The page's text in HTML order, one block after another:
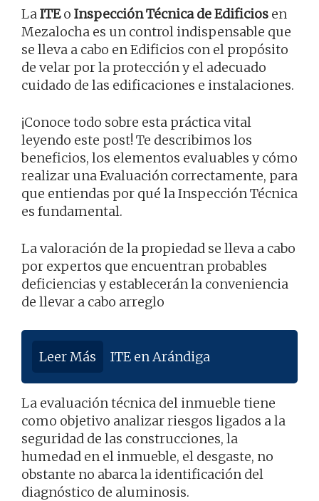
LaITEo Inspección Técnica de Edificios en
Mezalocha es un control indispensable que
se lleva a cabo en Edificios con el propósito
de velar por la protección y el adecuado
cuidado de las edificaciones e instalaciones.
¡Conoce todo sobre esta práctica vital
leyendo este post! Te describimos los
beneficios, los elementos evaluables y cómo
realizar una Evaluación correctamente, para
que entiendas por qué la Inspección Técnica
es fundamental.
La valoración de la propiedad se lleva a cabo
por expertos que encuentran probables
deficiencias y establecerán la conveniencia
de llevar a cabo arreglo
Leer Más ITE en Arándiga
La evaluación técnica del inmueble tiene
como objetivo analizar riesgos ligados a la
seguridad de las construcciones, la
humedad en el inmueble, el desgaste, no
obstante no abarca la identificación del
diagnóstico de aluminosis.